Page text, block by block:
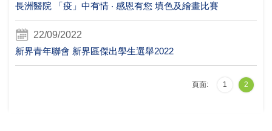
長洲醫院 「疫」中有情 ‧ 感恩有您 填色及繪畫比賽
22/09/2022
新界青年聯會 新界區傑出學生選舉2022
頁面: 1 2